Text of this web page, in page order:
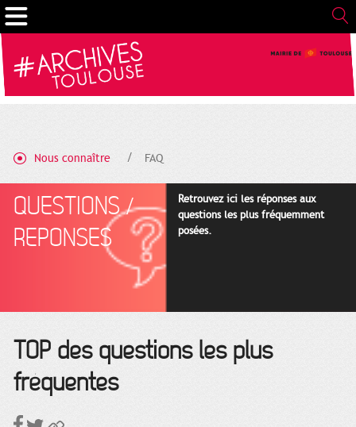
Nous connaître FAQ
QUESTIONS /
REPONSES
Retrouvez ici les réponses aux
questions les plus fréquemment
posées.
TOP des questions les plus
fréquentes
Gestion de vos préférences sur les cookies